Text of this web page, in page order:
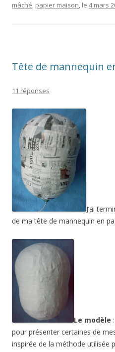
mâché, papier maison, le 4 mars
Tête de mannequin
11 réponses
J’ai
de ma tête de mannequin en
Le modèle
pour présenter certaines de
inspirée de la méthode utilisée